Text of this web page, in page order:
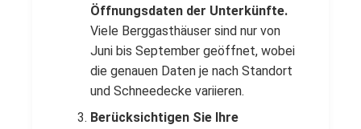
Öffnungsdaten der Unterkünfte.
Viele Berggasthäuser sind nur von
Juni bis September geöffnet, wobei
die genauen Daten je nach Standort
und Schneedecke variieren.
Berücksichtigen Sie Ihre